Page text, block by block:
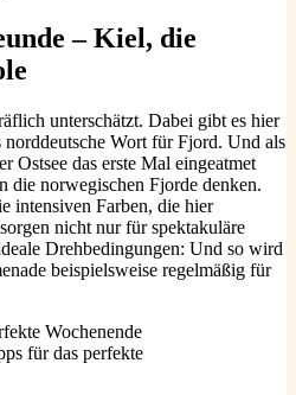
– Kiel, die
unterschätzt. Dabei gibt es hier
norddeutsche Wort für Fjord. Und als
Ostsee das erste Mal eingeatmet
die norwegischen Fjorde denken.
intensiven Farben, die hier
nicht nur für spektakuläre
Drehbedingungen: Und so wird
beispielsweise regelmäßig für
für das perfekte